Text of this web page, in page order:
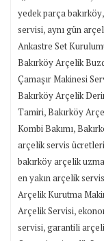
yedek parça bakırköy,
servisi,aynı gün
Ankastre Set
Bakırköy Arçelik
Çamaşır Makinesi
Bakırköy Arçelik
Tamiri,Bakırköy
Kombi Bakımı,
arçelik servis ücretleri
bakırköy arçelik
en yakın arçelik
Arçelik Kurutma
Arçelik Servisi,
servisi,garantili